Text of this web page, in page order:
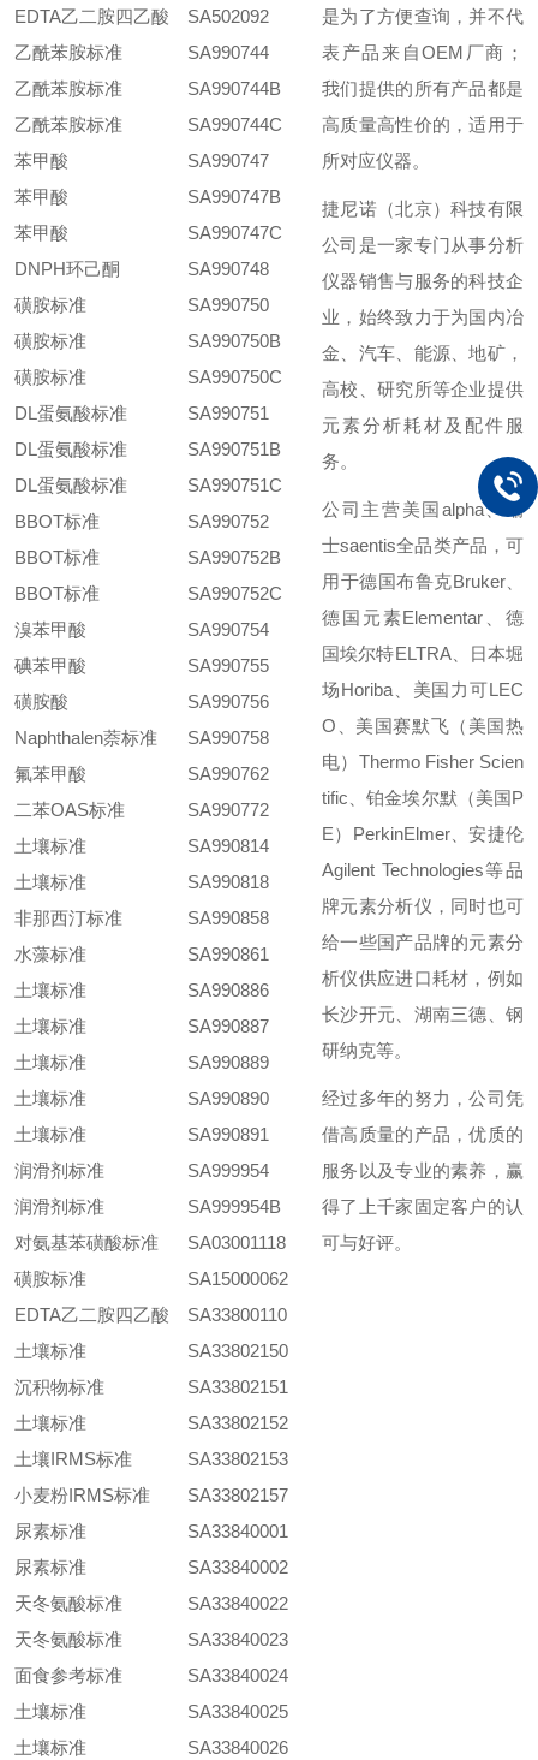
EDTA乙二胺四乙酸
SA502092
乙酰苯胺标准
SA990744
乙酰苯胺标准
SA990744B
乙酰苯胺标准
SA990744C
苯甲酸
SA990747
苯甲酸
SA990747B
苯甲酸
SA990747C
DNPH环己酮
SA990748
磺胺标准
SA990750
磺胺标准
SA990750B
磺胺标准
SA990750C
DL蛋氨酸标准
SA990751
DL蛋氨酸标准
SA990751B
DL蛋氨酸标准
SA990751C
BBOT标准
SA990752
BBOT标准
SA990752B
BBOT标准
SA990752C
溴苯甲酸
SA990754
碘苯甲酸
SA990755
磺胺酸
SA990756
Naphthalen萘标准
SA990758
氟苯甲酸
SA990762
二苯OAS标准
SA990772
土壤标准
SA990814
土壤标准
SA990818
非那西汀标准
SA990858
水藻标准
SA990861
土壤标准
SA990886
土壤标准
SA990887
土壤标准
SA990889
土壤标准
SA990890
土壤标准
SA990891
润滑剂标准
SA999954
润滑剂标准
SA999954B
对氨基苯磺酸标准
SA03001118
磺胺标准
SA15000062
EDTA乙二胺四乙酸
SA33800110
土壤标准
SA33802150
沉积物标准
SA33802151
土壤标准
SA33802152
土壤IRMS标准
SA33802153
小麦粉IRMS标准
SA33802157
尿素标准
SA33840001
尿素标准
SA33840002
天冬氨酸标准
SA33840022
天冬氨酸标准
SA33840023
面食参考标准
SA33840024
土壤标准
SA33840025
土壤标准
SA33840026
是为了方便查询，并不代
表产品来自OEM厂商；
我们提供的所有产品都是
高质量高性价的，适用于
所对应仪器。
捷尼诺（北京）科技有限
公司是一家专门从事分析
仪器销售与服务的科技企
业，始终致力于为国内冶
金、汽车、能源、地矿，
高校、研究所等企业提供
元素分析耗材及配件服
务。
公司主营美国alpha、瑞
士saentis全品类产品，可
用于德国布鲁克Bruker、
德国元素Elementar、德
国埃尔特ELTRA、日本堀
场Horiba、美国力可LEC
O、美国赛默飞（美国热
电）Thermo Fisher Scien
tific、铂金埃尔默（美国P
E）PerkinElmer、安捷伦
Agilent Technologies等品
牌元素分析仪，同时也可
给一些国产品牌的元素分
析仪供应进口耗材，例如
长沙开元、湖南三德、钢
研纳克等。
经过多年的努力，公司凭
借高质量的产品，优质的
服务以及专业的素养，赢
得了上千家固定客户的认
可与好评。